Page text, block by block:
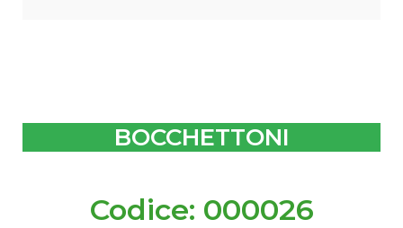
BOCCHETTONI
Codice: 000026